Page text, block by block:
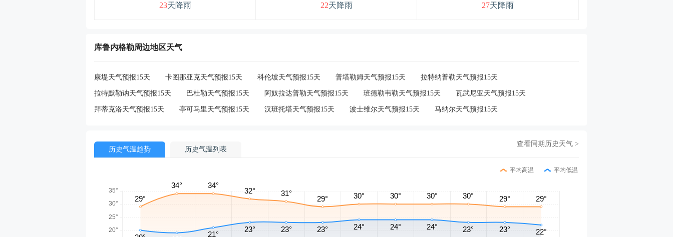
23天降雨
22天降雨
27天降雨
库鲁内格勒周边地区天气
康堤天气预报15天 卡图那亚克天气预报15天 科伦坡天气预报15天 普塔勒姆天气预报15天 拉特纳普勒天气预报15天
拉特默勒讷天气预报15天 巴杜勒天气预报15天 阿奴拉达普勒天气预报15天 班德勒韦勒天气预报15天 瓦武尼亚天气预报15天
拜蒂克洛天气预报15天 亭可马里天气预报15天 汉班托塔天气预报15天 波士维尔天气预报15天 马纳尔天气预报15天
历史气温趋势 历史气温列表
查看同期历史天气 >
平均高温 平均低温